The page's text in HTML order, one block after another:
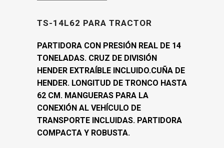
TS-14L62 PARA TRACTOR
PARTIDORA CON PRESIÓN REAL DE 14
TONELADAS. CRUZ DE DIVISIÓN
HENDER EXTRAÍBLE INCLUIDO.CUÑA DE
HENDER. LONGITUD DE TRONCO HASTA
62 CM. MANGUERAS PARA LA
CONEXIÓN AL VEHÍCULO DE
TRANSPORTE INCLUIDAS. PARTIDORA
COMPACTA Y ROBUSTA.